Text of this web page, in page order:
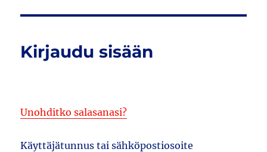
Kirjaudu sisään
Unohditko salasanasi?
Käyttäjätunnus tai sähköpostiosoite